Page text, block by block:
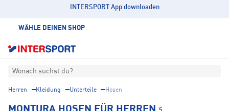
INTERSPORT App downloaden
WÄHLE DEINEN SHOP
Wonach suchst du?
Herren Kleidung Unterteile Hosen